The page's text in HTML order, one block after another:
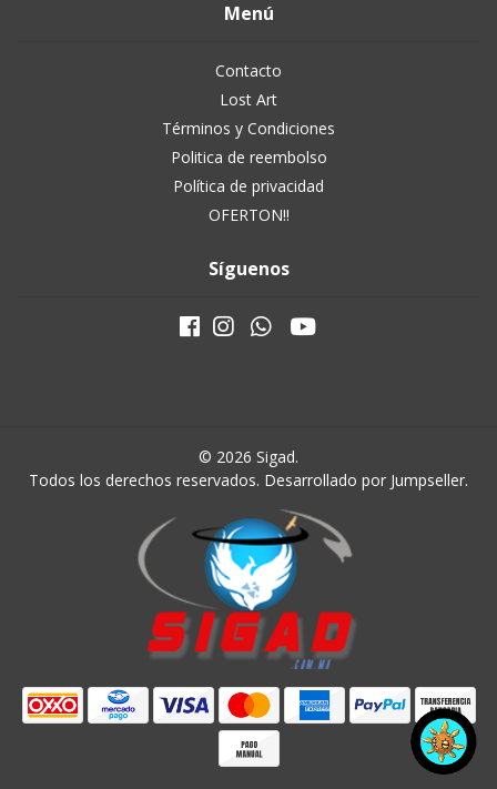
Menú
Contacto
Lost Art
Términos y Condiciones
Politica de reembolso
Política de privacidad
OFERTON!!
Síguenos
© 2026 Sigad.
Todos los derechos reservados. Desarrollado por Jumpseller.